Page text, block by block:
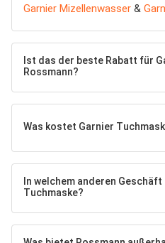
Garnier Mizellenwasser &
Ist das der beste Rabatt für
Rossmann?
Was kostet Garnier
In welchem anderen
Tuchmaske?